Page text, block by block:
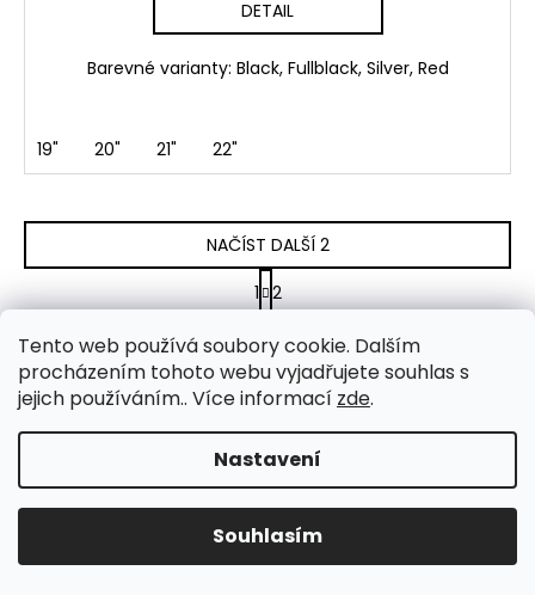
Tento web používá soubory cookie. Dalším
procházením tohoto webu vyjadřujete souhlas s
jejich používáním.. Více informací zde.
Nastavení
Souhlasím
DETAIL
Barevné varianty: Black, Fullblack, Silver, Red
19" 20" 21" 22"
O
v
l
á
c
p
r
NAČÍST DALŠÍ 2
S
t
á
n
k
o
v
á
n
í
1 2
NAHORU
Facebook